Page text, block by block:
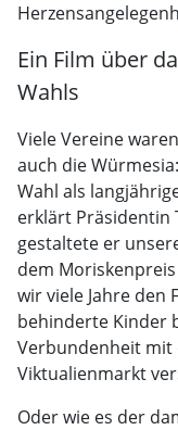
Ein Film über
Wahls
Viele Vereine
auch die
Wahl als
erklärt Präsidentin
gestaltete er
dem
wir viele Jahre den
behinderte Kinder
Verbundenheit mit
Viktualienmarkt
Oder wie es der